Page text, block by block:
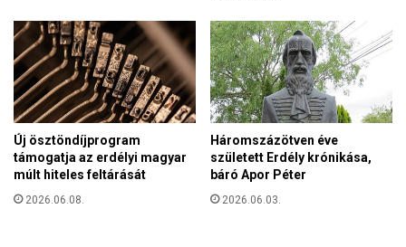
i
á
n
a
Új ösztöndíjprogram
támogatja az erdélyi magyar
múlt hiteles feltárását
2026.06.08.
Háromszázötven éve
született Erdély krónikása,
báró Apor Péter
2026.06.03.